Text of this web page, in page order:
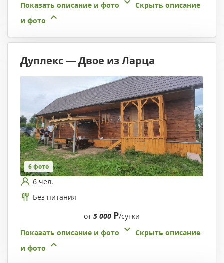
Показать описание и фото
Скрыть описание
и фото
Дуплекс — Двое из Ларца
6 фото
6 чел.
Без питания
от 5 000 Р/сутки
Показать описание и фото
Скрыть описание
и фото